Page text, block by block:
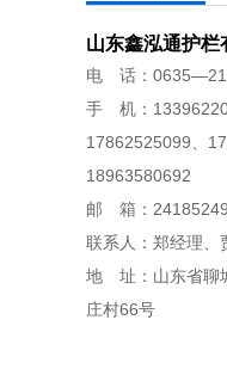
山东鑫泓通护栏
电 话：
手 机：
17862525099、
18963580692
邮 箱：
联系人：郑经理、
地 址：山东省聊
庄村66号